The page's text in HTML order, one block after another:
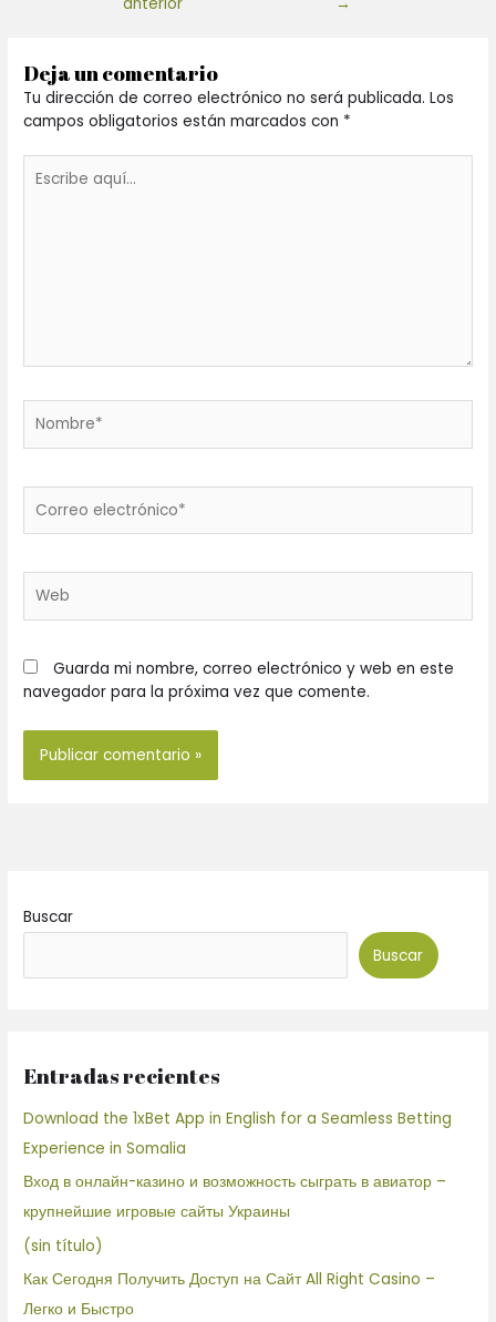
Deja un comentario
Tu dirección de correo electrónico no será publicada. Los
campos obligatorios están marcados con *
aquí...
electrónico*
Guarda mi nombre, correo electrónico y web en este
navegador para la próxima vez que comente.
Buscar
Buscar
Entradas recientes
Download the 1xBet App in English for a Seamless Betting
Experience in Somalia
Вход в онлайн-казино и возможность сыграть в авиатор –
крупнейшие игровые сайты Украины
(sin título)
Как Сегодня Получить Доступ на Сайт All Right Casino –
Легко и Быстро